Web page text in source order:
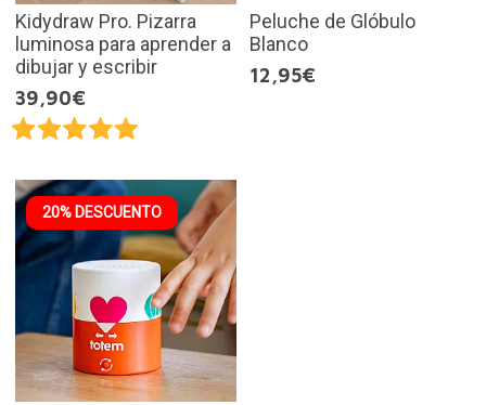
Kidydraw Pro. Pizarra
luminosa para aprender a
dibujar y escribir
39,90€
Peluche de Glóbulo
Blanco
12,95€
20% DESCUENTO